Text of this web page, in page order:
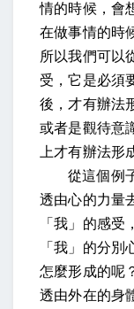
情的時候，會
在做事情的時
所以我們可以
受，它是必須
後，才有辦法
或者是觀待意
上才有辦法形
從這個例
透由心的力量
「我」的感
「我」的分
怎麼形成的呢
透由外在的身